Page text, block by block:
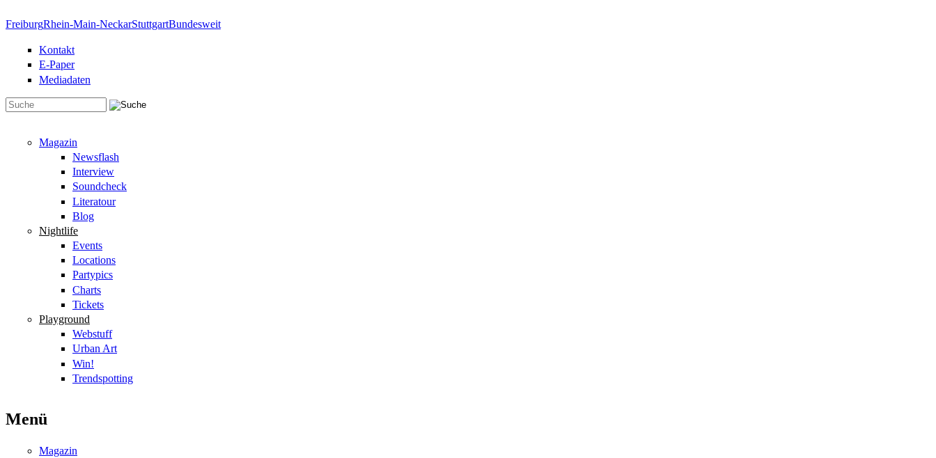
FreiburgRhein-Main-NeckarStuttgartBundesweit
Kontakt
E-Paper
Mediadaten
Magazin
Newsflash
Interview
Soundcheck
Literatour
Blog
Nightlife
Events
Locations
Partypics
Charts
Tickets
Playground
Webstuff
Urban Art
Win!
Trendspotting
Menü
Magazin